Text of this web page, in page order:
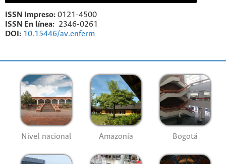
ISSN Impreso: 0121-4500
ISSN En línea: 2346-0261
DOI: 10.15446/av.enferm
Nivel nacional Amazonía Bogotá